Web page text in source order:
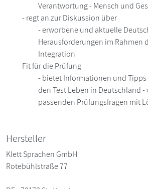
Verantwortung - Mensch und
- regt an zur Diskussion über
- erworbene und aktuelle
Herausforderungen im Rahmen
Integration
Fit für die Prüfung
- bietet Informationen und
den Test Leben in Deutschland -
passenden Prüfungsfragen mit
Hersteller
Klett Sprachen GmbH
Rotebühlstraße 77